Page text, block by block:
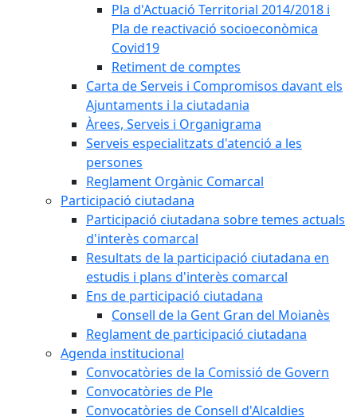
Pla d'Actuació Territorial 2014/2018 i
Pla de reactivació socioeconòmica
Covid19
Retiment de comptes
Carta de Serveis i Compromisos davant els
Ajuntaments i la ciutadania
Àrees, Serveis i Organigrama
Serveis especialitzats d'atenció a les
persones
Reglament Orgànic Comarcal
Participació ciutadana
Participació ciutadana sobre temes actuals
d'interès comarcal
Resultats de la participació ciutadana en
estudis i plans d'interès comarcal
Ens de participació ciutadana
Consell de la Gent Gran del Moianès
Reglament de participació ciutadana
Agenda institucional
Convocatòries de la Comissió de Govern
Convocatòries de Ple
Convocatòries de Consell d'Alcaldies